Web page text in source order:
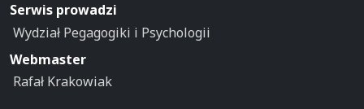
Serwis prowadzi
Wydział Pegagogiki i Psychologii
Webmaster
Rafał Krakowiak